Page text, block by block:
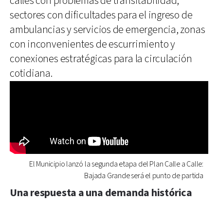
sectores con dificultades para el ingreso de
ambulancias y servicios de emergencia, zonas
con inconvenientes de escurrimiento y
conexiones estratégicas para la circulación
cotidiana.
El Municipio lanzó la segunda etapa del Plan Calle a Calle:
Bajada Grande será el punto de partida
Una respuesta a una demanda histórica